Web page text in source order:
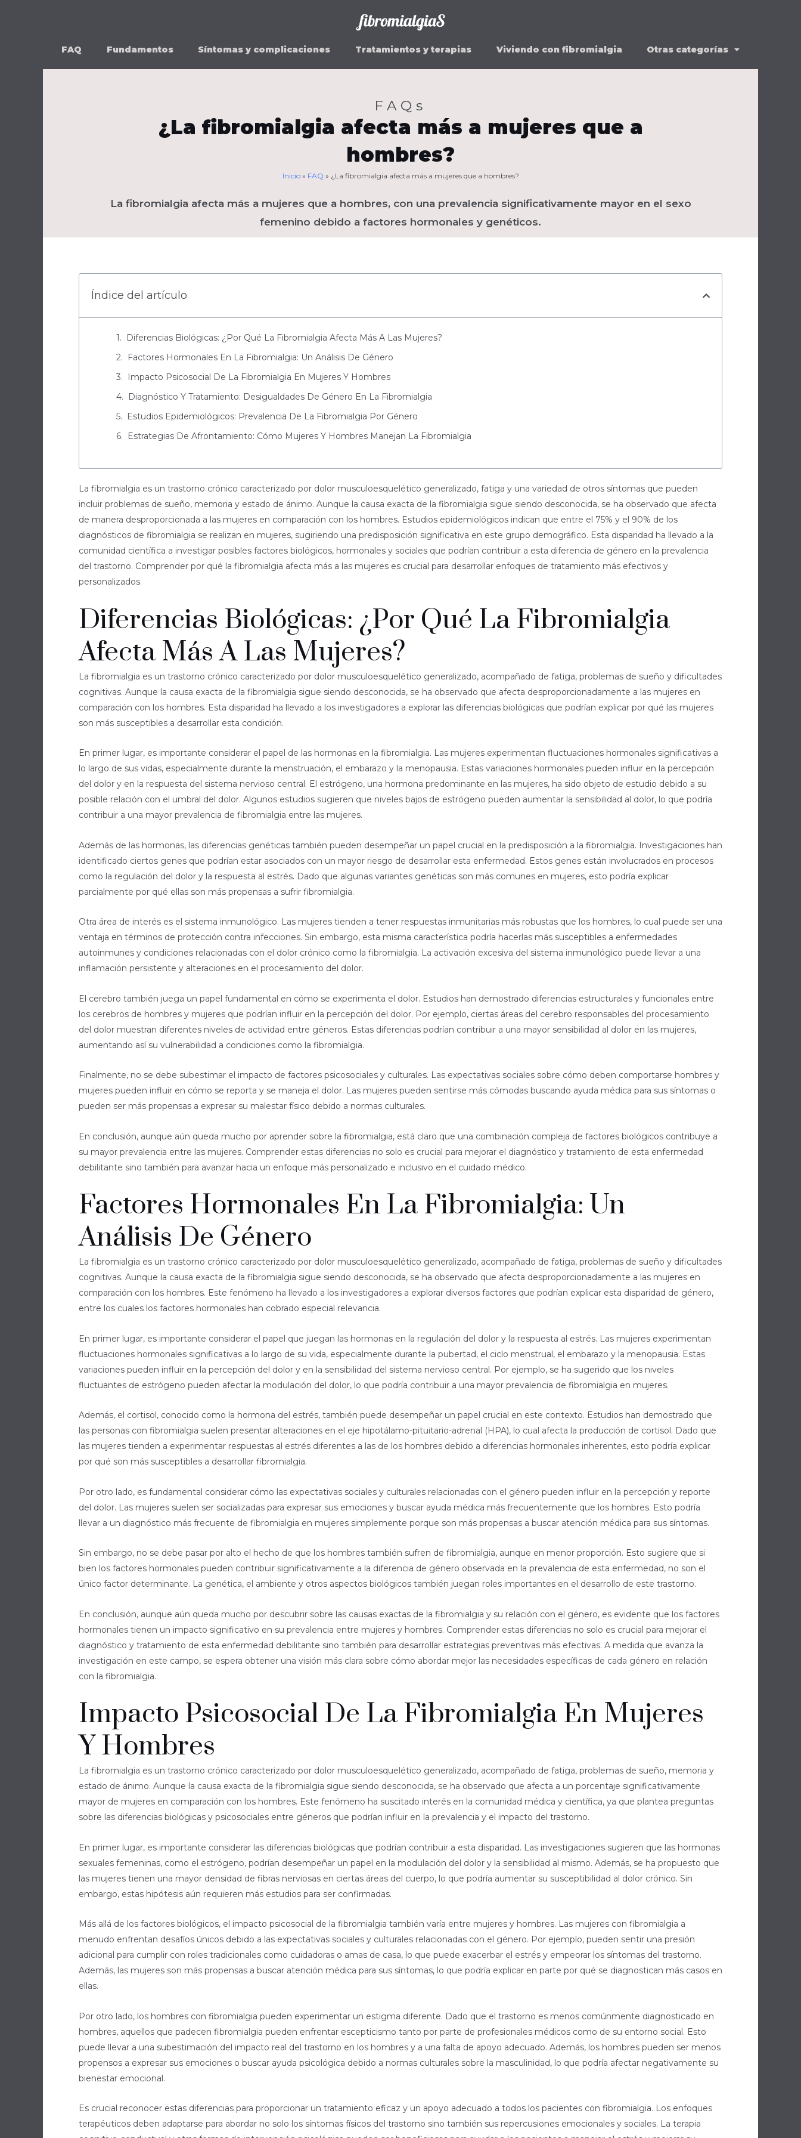
FAQ
Fundamentos Síntomas y complicaciones Tratamientos y terapias Viviendo con fibromialgia Otras categorías
FAQs
¿La fibromialgia afecta más a mujeres que a
hombres?
Inicio» FAQ » ¿La fibromialgia afecta más a mujeres que a hombres?
La fibromialgia afecta más a mujeres que a hombres, con una prevalencia significativamente mayor en el sexo
femenino debido a factores hormonales y genéticos.
Índice del artículo
Diferencias Biológicas: ¿Por Qué La Fibromialgia Afecta Más A Las Mujeres?
Factores Hormonales En La Fibromialgia: Un Análisis De Género
Impacto Psicosocial De La Fibromialgia En Mujeres Y Hombres
Diagnóstico Y Tratamiento: Desigualdades De Género En La Fibromialgia
Estudios Epidemiológicos: Prevalencia De La Fibromialgia Por Género
Estrategias De Afrontamiento: Cómo Mujeres Y Hombres Manejan La Fibromialgia
La fibromialgia es un trastorno crónico caracterizado por dolor musculoesquelético generalizado, fatiga y una variedad de otros síntomas que pueden
incluir problemas de sueño, memoria y estado de ánimo. Aunque la causa exacta de la fibromialgia sigue siendo desconocida, se ha observado que afecta
de manera desproporcionada a las mujeres en comparación con los hombres. Estudios epidemiológicos indican que entre el 75% y el 90% de los
diagnósticos de fibromialgia se realizan en mujeres, sugiriendo una predisposición significativa en este grupo demográfico. Esta disparidad ha llevado a la
comunidad científica a investigar posibles factores biológicos, hormonales y sociales que podrían contribuir a esta diferencia de género en la prevalencia
del trastorno. Comprender por qué la fibromialgia afecta más a las mujeres es crucial para desarrollar enfoques de tratamiento más efectivos y
personalizados.
Diferencias Biológicas: ¿Por Qué La Fibromialgia
Afecta Más A Las Mujeres?
La fibromialgia es un trastorno crónico caracterizado por dolor musculoesquelético generalizado, acompañado de fatiga, problemas de sueño y dificultades
cognitivas. Aunque la causa exacta de la fibromialgia sigue siendo desconocida, se ha observado que afecta desproporcionadamente a las mujeres en
comparación con los hombres. Esta disparidad ha llevado a los investigadores a explorar las diferencias biológicas que podrían explicar por qué las mujeres
son más susceptibles a desarrollar esta condición.
En primer lugar, es importante considerar el papel de las hormonas en la fibromialgia. Las mujeres experimentan fluctuaciones hormonales significativas a
lo largo de sus vidas, especialmente durante la menstruación, el embarazo y la menopausia. Estas variaciones hormonales pueden influir en la percepción
del dolor y en la respuesta del sistema nervioso central. El estrógeno, una hormona predominante en las mujeres, ha sido objeto de estudio debido a su
posible relación con el umbral del dolor. Algunos estudios sugieren que niveles bajos de estrógeno pueden aumentar la sensibilidad al dolor, lo que podría
contribuir a una mayor prevalencia de fibromialgia entre las mujeres.
Además de las hormonas, las diferencias genéticas también pueden desempeñar un papel crucial en la predisposición a la fibromialgia. Investigaciones han
identificado ciertos genes que podrían estar asociados con un mayor riesgo de desarrollar esta enfermedad. Estos genes están involucrados en procesos
como la regulación del dolor y la respuesta al estrés. Dado que algunas variantes genéticas son más comunes en mujeres, esto podría explicar
parcialmente por qué ellas son más propensas a sufrir fibromialgia.
Otra área de interés es el sistema inmunológico. Las mujeres tienden a tener respuestas inmunitarias más robustas que los hombres, lo cual puede ser una
ventaja en términos de protección contra infecciones. Sin embargo, esta misma característica podría hacerlas más susceptibles a enfermedades
autoinmunes y condiciones relacionadas con el dolor crónico como la fibromialgia. La activación excesiva del sistema inmunológico puede llevar a una
inflamación persistente y alteraciones en el procesamiento del dolor.
El cerebro también juega un papel fundamental en cómo se experimenta el dolor. Estudios han demostrado diferencias estructurales y funcionales entre
los cerebros de hombres y mujeres que podrían influir en la percepción del dolor. Por ejemplo, ciertas áreas del cerebro responsables del procesamiento
del dolor muestran diferentes niveles de actividad entre géneros. Estas diferencias podrían contribuir a una mayor sensibilidad al dolor en las mujeres,
aumentando así su vulnerabilidad a condiciones como la fibromialgia.
Finalmente, no se debe subestimar el impacto de factores psicosociales y culturales. Las expectativas sociales sobre cómo deben comportarse hombres y
mujeres pueden influir en cómo se reporta y se maneja el dolor. Las mujeres pueden sentirse más cómodas buscando ayuda médica para sus síntomas o
pueden ser más propensas a expresar su malestar físico debido a normas culturales.
En conclusión, aunque aún queda mucho por aprender sobre la fibromialgia, está claro que una combinación compleja de factores biológicos contribuye a
su mayor prevalencia entre las mujeres. Comprender estas diferencias no solo es crucial para mejorar el diagnóstico y tratamiento de esta enfermedad
debilitante sino también para avanzar hacia un enfoque más personalizado e inclusivo en el cuidado médico.
Factores Hormonales En La Fibromialgia: Un
Análisis De Género
La fibromialgia es un trastorno crónico caracterizado por dolor musculoesquelético generalizado, acompañado de fatiga, problemas de sueño y dificultades
cognitivas. Aunque la causa exacta de la fibromialgia sigue siendo desconocida, se ha observado que afecta desproporcionadamente a las mujeres en
comparación con los hombres. Este fenómeno ha llevado a los investigadores a explorar diversos factores que podrían explicar esta disparidad de género,
entre los cuales los factores hormonales han cobrado especial relevancia.
En primer lugar, es importante considerar el papel que juegan las hormonas en la regulación del dolor y la respuesta al estrés. Las mujeres experimentan
fluctuaciones hormonales significativas a lo largo de su vida, especialmente durante la pubertad, el ciclo menstrual, el embarazo y la menopausia. Estas
variaciones pueden influir en la percepción del dolor y en la sensibilidad del sistema nervioso central. Por ejemplo, se ha sugerido que los niveles
fluctuantes de estrógeno pueden afectar la modulación del dolor, lo que podría contribuir a una mayor prevalencia de fibromialgia en mujeres.
Además, el cortisol, conocido como la hormona del estrés, también puede desempeñar un papel crucial en este contexto. Estudios han demostrado que
las personas con fibromialgia suelen presentar alteraciones en el eje hipotálamo-pituitario-adrenal (HPA), lo cual afecta la producción de cortisol. Dado que
las mujeres tienden a experimentar respuestas al estrés diferentes a las de los hombres debido a diferencias hormonales inherentes, esto podría explicar
por qué son más susceptibles a desarrollar fibromialgia.
Por otro lado, es fundamental considerar cómo las expectativas sociales y culturales relacionadas con el género pueden influir en la percepción y reporte
del dolor. Las mujeres suelen ser socializadas para expresar sus emociones y buscar ayuda médica más frecuentemente que los hombres. Esto podría
llevar a un diagnóstico más frecuente de fibromialgia en mujeres simplemente porque son más propensas a buscar atención médica para sus síntomas.
Sin embargo, no se debe pasar por alto el hecho de que los hombres también sufren de fibromialgia, aunque en menor proporción. Esto sugiere que si
bien los factores hormonales pueden contribuir significativamente a la diferencia de género observada en la prevalencia de esta enfermedad, no son el
único factor determinante. La genética, el ambiente y otros aspectos biológicos también juegan roles importantes en el desarrollo de este trastorno.
En conclusión, aunque aún queda mucho por descubrir sobre las causas exactas de la fibromialgia y su relación con el género, es evidente que los factores
hormonales tienen un impacto significativo en su prevalencia entre mujeres y hombres. Comprender estas diferencias no solo es crucial para mejorar el
diagnóstico y tratamiento de esta enfermedad debilitante sino también para desarrollar estrategias preventivas más efectivas. A medida que avanza la
investigación en este campo, se espera obtener una visión más clara sobre cómo abordar mejor las necesidades específicas de cada género en relación
con la fibromialgia.
Impacto Psicosocial De La Fibromialgia En Mujeres
Y Hombres
La fibromialgia es un trastorno crónico caracterizado por dolor musculoesquelético generalizado, acompañado de fatiga, problemas de sueño, memoria y
estado de ánimo. Aunque la causa exacta de la fibromialgia sigue siendo desconocida, se ha observado que afecta a un porcentaje significativamente
mayor de mujeres en comparación con los hombres. Este fenómeno ha suscitado interés en la comunidad médica y científica, ya que plantea preguntas
sobre las diferencias biológicas y psicosociales entre géneros que podrían influir en la prevalencia y el impacto del trastorno.
En primer lugar, es importante considerar las diferencias biológicas que podrían contribuir a esta disparidad. Las investigaciones sugieren que las hormonas
sexuales femeninas, como el estrógeno, podrían desempeñar un papel en la modulación del dolor y la sensibilidad al mismo. Además, se ha propuesto que
las mujeres tienen una mayor densidad de fibras nerviosas en ciertas áreas del cuerpo, lo que podría aumentar su susceptibilidad al dolor crónico. Sin
embargo, estas hipótesis aún requieren más estudios para ser confirmadas.
Más allá de los factores biológicos, el impacto psicosocial de la fibromialgia también varía entre mujeres y hombres. Las mujeres con fibromialgia a
menudo enfrentan desafíos únicos debido a las expectativas sociales y culturales relacionadas con el género. Por ejemplo, pueden sentir una presión
adicional para cumplir con roles tradicionales como cuidadoras o amas de casa, lo que puede exacerbar el estrés y empeorar los síntomas del trastorno.
Además, las mujeres son más propensas a buscar atención médica para sus síntomas, lo que podría explicar en parte por qué se diagnostican más casos en
ellas.
Por otro lado, los hombres con fibromialgia pueden experimentar un estigma diferente. Dado que el trastorno es menos comúnmente diagnosticado en
hombres, aquellos que padecen fibromialgia pueden enfrentar escepticismo tanto por parte de profesionales médicos como de su entorno social. Esto
puede llevar a una subestimación del impacto real del trastorno en los hombres y a una falta de apoyo adecuado. Además, los hombres pueden ser menos
propensos a expresar sus emociones o buscar ayuda psicológica debido a normas culturales sobre la masculinidad, lo que podría afectar negativamente su
bienestar emocional.
Es crucial reconocer estas diferencias para proporcionar un tratamiento eficaz y un apoyo adecuado a todos los pacientes con fibromialgia. Los enfoques
terapéuticos deben adaptarse para abordar no solo los síntomas físicos del trastorno sino también sus repercusiones emocionales y sociales. La terapia